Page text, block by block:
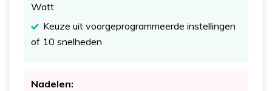
Watt
Keuze uit voorgeprogrammeerde instellingen
of 10 snelheden
Nadelen: